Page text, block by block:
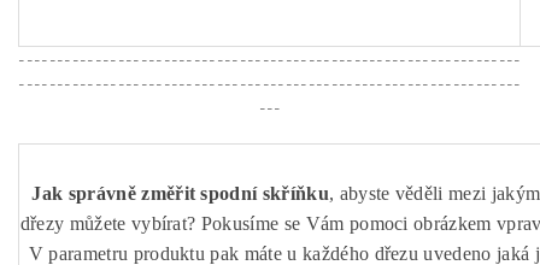
------------------------------------------------------------------
------------------------------------------------------------------
---
Jak správně změřit spodní skříňku, abyste věděli mezi
dřezy můžete vybírat? Pokusíme se Vám pomoci obrázkem
V parametru produktu pak máte u každého dřezu uvedeno jaká